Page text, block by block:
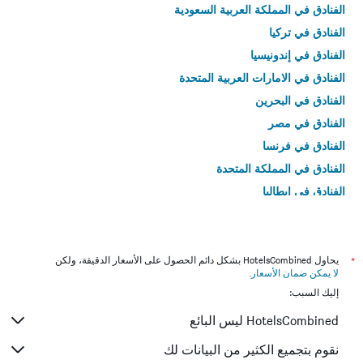
الفنادق في المملكة العربية السعودية
الفنادق في تركيا
الفنادق في إندونيسيا
الفنادق في الامارات العربية المتحدة
الفنادق في البحرين
الفنادق في مصر
الفنادق في فرنسا
الفنادق في المملكة المتحدة
الفنادق في إيطاليا
*
يحاول HotelsCombined بشكل دائم الحصول على الأسعار الدقيقة، ولكن
لا يمكن ضمان الأسعار .
إليك السبب:
HotelsCombined ليس البائع
نقوم بتجميع الكثير من البيانات لك